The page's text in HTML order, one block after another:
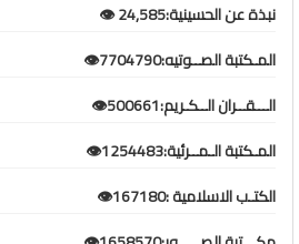
نبذة عن الحسينية:24,585 👁️
المـكتبة الصــوتيه:7704790👁️
الـــقــران الــكـريم:500661👁️
المـكتبة الـمــرئية:1254483👁️
الكتـب الاسلامية :167180👁️